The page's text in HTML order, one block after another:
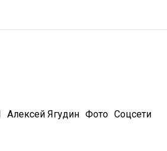
Алексей Ягудин Фото Соцсети